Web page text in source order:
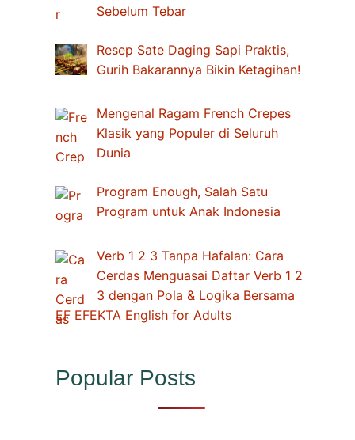
Sebelum Tebar
Resep Sate Daging Sapi Praktis,
Gurih Bakarannya Bikin Ketagihan!
Mengenal Ragam French Crepes
Klasik yang Populer di Seluruh
Dunia
Program Enough, Salah Satu
Program untuk Anak Indonesia
Verb 1 2 3 Tanpa Hafalan: Cara
Cerdas Menguasai Daftar Verb 1 2
3 dengan Pola & Logika Bersama
EF EFEKTA English for Adults
Popular Posts